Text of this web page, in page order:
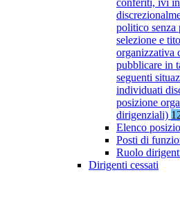
conferiti, ivi
politico senza
selezione e
organizzativa
pubblicare in
seguenti
individuati
posizione
dirigenziali)
Elenco
Posti di
Ruolo
Dirigenti cessati